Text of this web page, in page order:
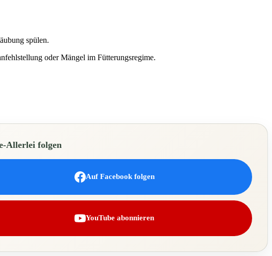
spülen.
oder Mängel im Fütterungsregime.
Allerlei folgen
Auf Facebook folgen
YouTube abonnieren